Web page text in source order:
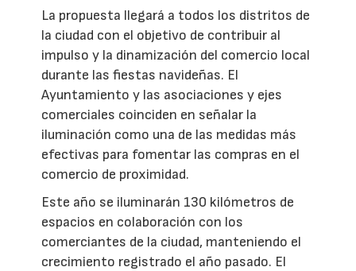
La propuesta llegará a todos los distritos de
la ciudad con el objetivo de contribuir al
impulso y la dinamización del comercio local
durante las fiestas navideñas. El
Ayuntamiento y las asociaciones y ejes
comerciales coinciden en señalar la
iluminación como una de las medidas más
efectivas para fomentar las compras en el
comercio de proximidad.
Este año se iluminarán 130 kilómetros de
espacios en colaboración con los
comerciantes de la ciudad, manteniendo el
crecimiento registrado el año pasado. El